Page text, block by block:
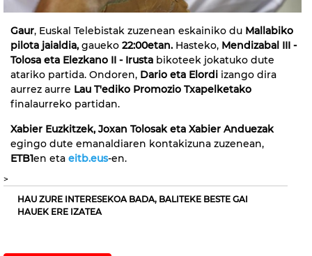
Gaur, Euskal Telebistak zuzenean eskainiko du Mallabiko
pilota jaialdia, gaueko 22:00etan. Hasteko, Mendizabal III -
Tolosa eta Elezkano II - Irusta bikoteek jokatuko dute
atariko partida. Ondoren, Dario eta Elordi izango dira
aurrez aurre Lau T'ediko Promozio Txapelketako
finalaurreko partidan.
Xabier Euzkitzek, Joxan Tolosak eta Xabier Anduezak
egingo dute emanaldiaren kontakizuna zuzenean,
ETB1en eta eitb.eus-en.
>
HAU ZURE INTERESEKOA BADA, BALITEKE BESTE GAI
HAUEK ERE IZATEA